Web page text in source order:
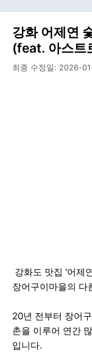
강화 어제연
(feat. 아스트
최종 수정일: 2026-
강화도 맛집 '어제
장어구이마을의 다
20년 전부터 장어
촌을 이루어 연간
입니다.